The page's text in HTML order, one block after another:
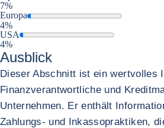
7%
Europa
4%
USA
4%
Ausblick
Dieser Abschnitt ist ein wertvolles
Finanzverantwortliche und
Unternehmen. Er enthält
Zahlungs- und Inkassopraktiken,